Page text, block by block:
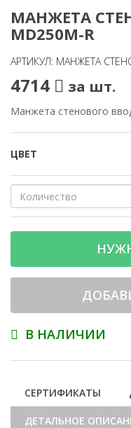
МАНЖЕТА
MD250M-R
АРТИКУЛ: МАНЖЕТА
4714 за шт.
Манжета стенового
ЦВЕТ
В НАЛИЧИИ
СЕРТИФИКАТЫ
ДЕТАЛЬНОЕ